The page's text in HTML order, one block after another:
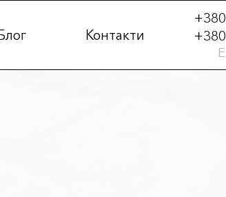
Контакти